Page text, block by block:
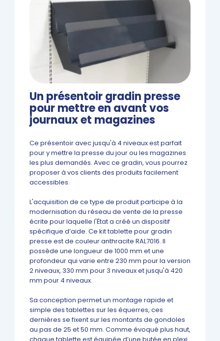
Un présentoir gradin presse
pour mettre en avant vos
journaux et magazines
Ce présentoir avec jusqu'à 4 niveaux est parfait
pour y mettre la presse du jour ou les magazines
les plus demandés. Avec ce gradin, vous pourrez
proposer à vos clients des produits facilement
accessibles.
L'acquisition de ce type de produit participe à la
modernisation du réseau de vente de la presse
écrite pour laquelle l'État a créé un dispositif
spécifique d’aide. Ce kit tablette pour gradin
presse est de couleur anthracite RAL7016. Il
possède une longueur de 1000 mm et une
profondeur qui varie entre 230 mm pour la version
2 niveaux, 330 mm pour 3 niveaux et jusqu'à 420
mm pour 4 niveaux.
Sa conception permet un montage rapide et
simple des tablettes sur les équerres, ces
dernières se fixent sur les montants de gondoles
au pas de 25 et 50 mm. Comme évoqué plus haut,